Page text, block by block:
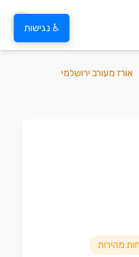
אורז מעורב ירושלמי
מהירות
♿ נגישות